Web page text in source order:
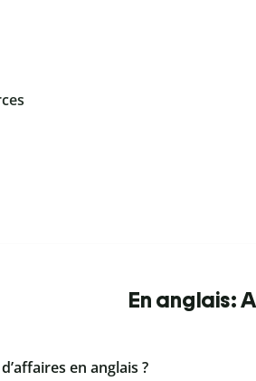
En anglais:
en anglais ?